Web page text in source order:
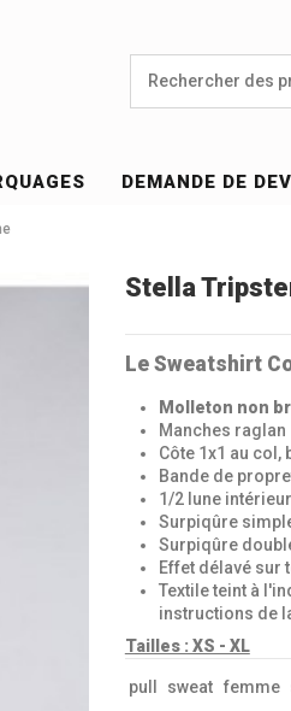
DEMANDE DE
Stella
Le Sweatshirt
Molleton non
Manches raglan
Côte 1x1 au col,
Bande de
1/2 lune
Surpiqûre
Surpiqûre
Effet délavé sur
Textile teint à
instructions de
Tailles : XS - XL
pull sweat femme